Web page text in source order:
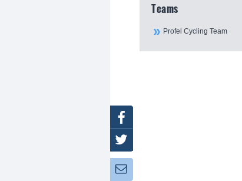
Teams
Profel Cycling Team